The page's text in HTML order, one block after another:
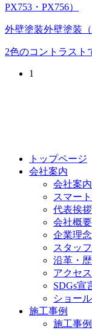
PX753・PX756）
外壁塗装外壁塗装
2色のコントラスト
1
トップページ
会社案内
会社案
スマー
代表挨拶
会社概要
企業理念
スタッ
沿革・
アクセ
SDGs宣
ショー
施工事例
施工事